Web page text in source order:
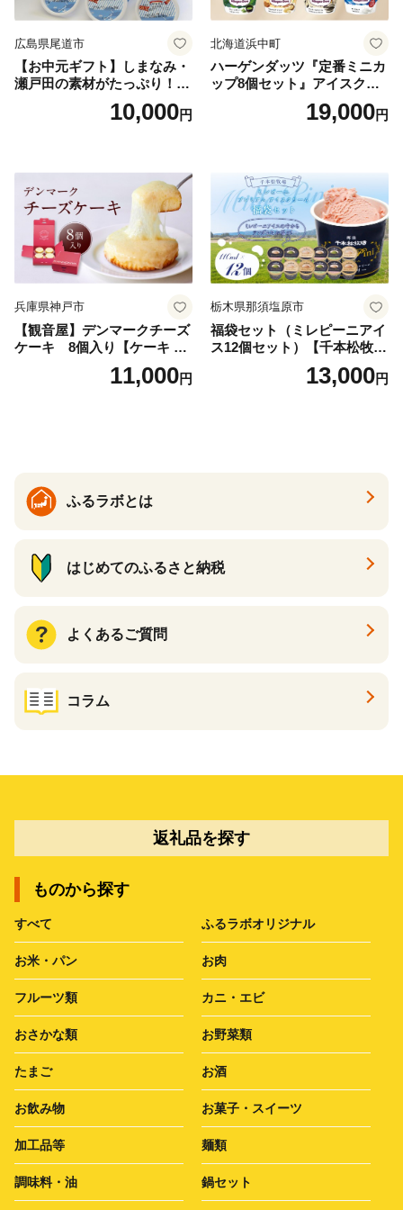
広島県尾道市
【お中元ギフト】しまなみ・
瀬戸田の素材がたっぷり！ジ
10,000円
北海道浜中町
ハーゲンダッツ『定番ミニカ
ップ8個セット』アイスクリ
ーム アイス スイーツ デザー
19,000円
兵庫県神戸市
【観音屋】デンマークチーズ
ケーキ 8個入り【ケーキ チ
ーズケーキ 人気スイーツ お
すすめスイーツ 神戸スイー
11,000円
栃木県那須塩原市
福袋セット（ミレピーニアイ
ス12個セット）【千本松牧
場】 ns025-014-12 【デザー
ト 詰め合わせ ギフト】
13,000円
ふるラボとは
はじめてのふるさと納税
よくあるご質問
コラム
返礼品を探す
ものから探す
すべて ふるラボオリジナル
お米・パン お肉
フルーツ類 カニ・エビ
おさかな類 お野菜類
たまご お酒
お飲み物 お菓子・スイーツ
加工品等 麺類
調味料・油 鍋セット